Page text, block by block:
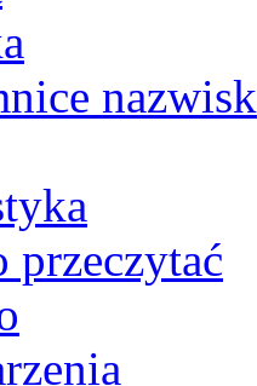
nazwisk
przeczytać